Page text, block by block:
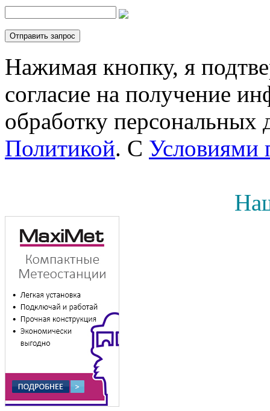
Нажимая кнопку, я
согласие на получение
обработку персональных
Политикой. С Условиями